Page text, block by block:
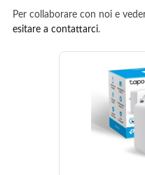
Per collaborare con noi e
esitare a contattarci.